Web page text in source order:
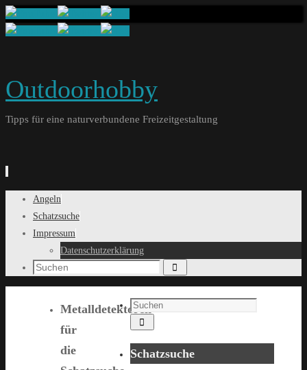
Outdoorhobby
Tipps für eine naturverbundene Freizeitgestaltung
Springe
zum
Inhalt
Angeln
Schatzsuche
Impressum
Datenschutzerklärung
Search
Suchen
Metalldetektoren
für
die
Search
for:Suchen
Schatzsuche